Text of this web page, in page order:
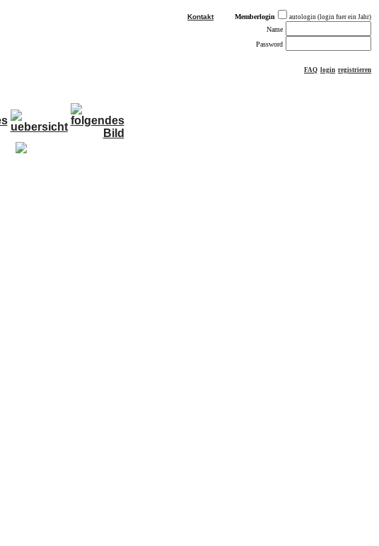
Kontakt Memberlogin autologin (login fuer ein Jahr)
Name
Password
FAQ login registrieren